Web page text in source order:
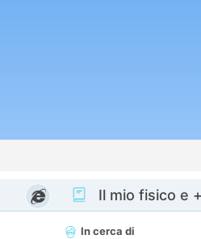
Il mio fisico e +
In cerca di